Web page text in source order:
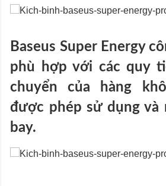
Baseus Super Energy
phù hợp với các quy
chuyển của hàng
được phép sử dụng và
bay.